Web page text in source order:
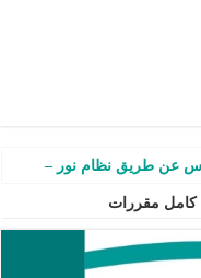
طريق نظام نور – شرح